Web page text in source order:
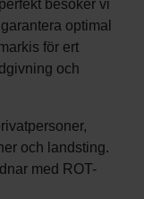
besöker vi
optimal
för ert
och
och landsting.
med ROT-